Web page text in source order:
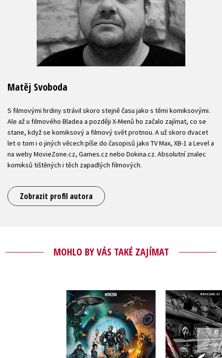
Matěj Svoboda
S filmovými hrdiny strávil skoro stejně času jako s těmi komiksovými.
Ale až u filmového Bladea a později X-Menů ho začalo zajímat, co se
stane, když se komiksový a filmový svět protnou. A už skoro dvacet
let o tom i o jiných věcech píše do časopisů jako TV Max, XB-1 a Level a
na weby MovieZone.cz, Games.cz nebo Dokina.cz. Absolutní znalec
komiksů tištěných i těch zapadlých filmových.
Zobrazit profil autora
MOHLO BY VÁS TAKÉ ZAJÍMAT
Encyklopedie sci-fi
filmu
Ondřej Mrázek
,
Petr Cífka
,
Václav Rybář
,
Matěj Svoboda
,
Karel Ryška
,
Mojmír Sedláček
,
,
Petr Cífka
,
Václav
,
Matěj
,
Mojmír
,
,
Jan Gál